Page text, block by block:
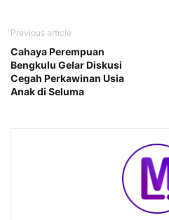
Previous article
Cahaya Perempuan
Bengkulu Gelar Diskusi
Cegah Perkawinan Usia
Anak di Seluma